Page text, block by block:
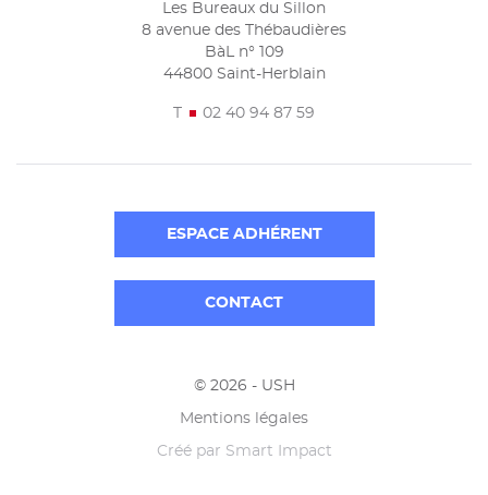
Les Bureaux du Sillon
8 avenue des Thébaudières
BàL n° 109
44800 Saint-Herblain
02 40 94 87 59
ESPACE ADHÉRENT
CONTACT
© 2026 - USH
Mentions légales
Créé par Smart Impact